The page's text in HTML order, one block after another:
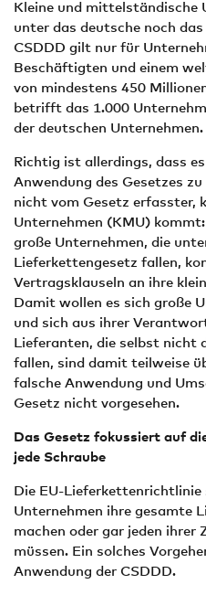
Kleine und mittelständische
unter das deutsche noch
CSDDD gilt nur für
Beschäftigten und einem
von mindestens 450
betrifft das 1.000
der deutschen Unternehmen.
Richtig ist allerdings, dass
Anwendung des Gesetzes
nicht vom Gesetz erfasster,
Unternehmen (KMU)
große Unternehmen, die
Lieferkettengesetz fallen,
Vertragsklauseln an ihre
Damit wollen es sich große
und sich aus ihrer
Lieferanten, die selbst nicht
fallen, sind damit teilweise
falsche Anwendung und
Gesetz nicht vorgesehen.
Das Gesetz fokussiert auf
jede Schraube
Die EU-
Unternehmen ihre gesamte
machen oder gar jeden ihrer
müssen. Ein solches
Anwendung der CSDDD.